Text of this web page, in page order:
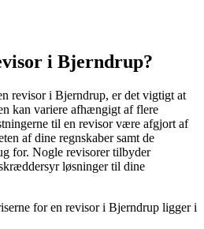
i Bjerndrup?
revisor i Bjerndrup, er det vigtigt at
kan variere afhængigt af flere
til en revisor være afgjort af
af dine regnskaber samt de
for. Nogle revisorer tilbyder
løsninger til dine
for en revisor i Bjerndrup ligger i